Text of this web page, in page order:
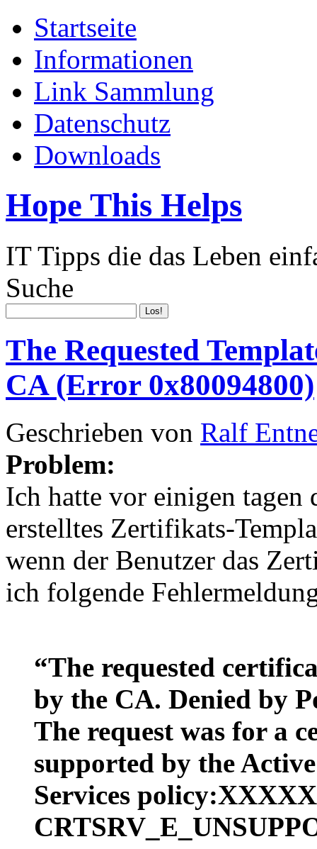
Startseite
Informationen
Link Sammlung
Datenschutz
Downloads
Hope This Helps
IT Tipps die das Leben
Suche
The Requested
CA (Error 0x80094800)
Geschrieben von Ralf
Problem:
Ich hatte vor einigen tagen
erstelltes Zertifikats-
wenn der Benutzer das
ich folgende
“The requested
by the CA. Denied by
The request was for a
supported by the
Services